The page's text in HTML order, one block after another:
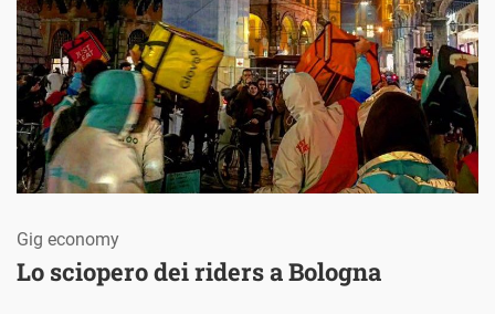
Lo sciopero dei riders a Bologna
Gig economy